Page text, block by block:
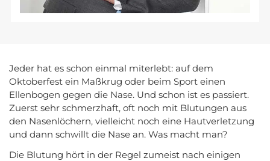
Jeder hat es schon einmal miterlebt: auf dem
Oktoberfest ein Maßkrug oder beim Sport einen
Ellenbogen gegen die Nase. Und schon ist es passiert.
Zuerst sehr schmerzhaft, oft noch mit Blutungen aus
den Nasenlöchern, vielleicht noch eine Hautverletzung
und dann schwillt die Nase an. Was macht man?
Die Blutung hört in der Regel zumeist nach einigen